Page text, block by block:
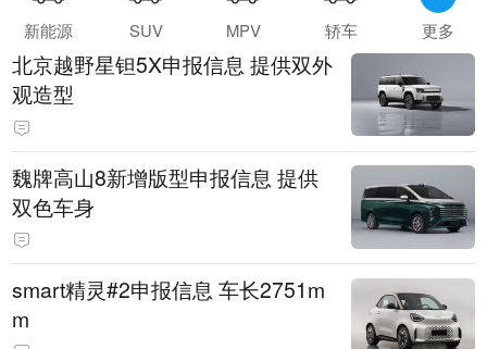
新能源 SUV MPV 轿车 更多
北京越野星钽5X申报信息 提供双外
观造型
魏牌高山8新增版型申报信息 提供
双色车身
smart精灵#2申报信息 车长2751m
m